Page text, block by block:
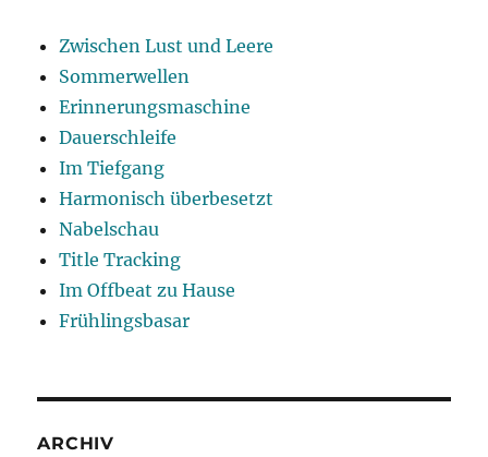
Zwischen Lust und Leere
Sommerwellen
Erinnerungsmaschine
Dauerschleife
Im Tiefgang
Harmonisch überbesetzt
Nabelschau
Title Tracking
Im Offbeat zu Hause
Frühlingsbasar
ARCHIV